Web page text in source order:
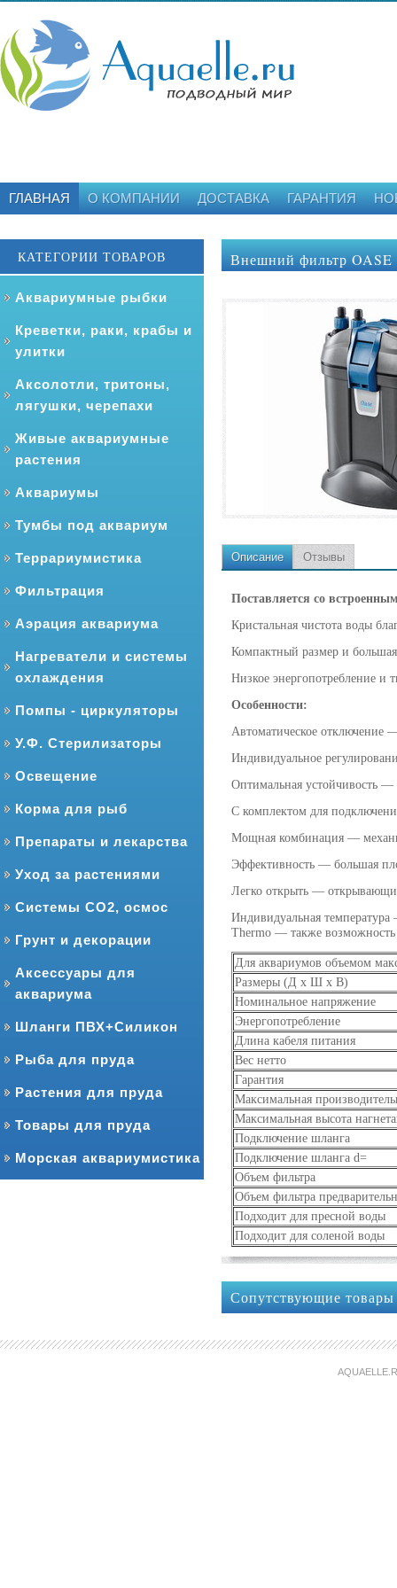
ГЛАВНАЯ О КОМПАНИИ ДОСТАВКА ГАРАНТИЯ
КАТЕГОРИИ ТОВАРОВ
Аквариумные рыбки
Креветки, раки, крабы и
улитки
Аксолотли, тритоны,
лягушки, черепахи
Живые аквариумные
растения
Аквариумы
Тумбы под аквариум
Террариумистика
Фильтрация
Аэрация аквариума
Нагреватели и системы
охлаждения
Помпы - циркуляторы
У.Ф. Стерилизаторы
Освещение
Корма для рыб
Препараты и лекарства
Уход за растениями
Системы CO2, осмос
Грунт и декорации
Аксессуары для
аквариума
Шланги ПВХ+Силикон
Рыба для пруда
Растения для пруда
Товары для пруда
Морская аквариумистика
Внешний фильтр OASE
Описание Отзывы
Поставляется со
Кристальная чистота воды
Компактный размер и
Низкое энергопотребление и
Особенности:
Автоматическое отключение
Индивидуальное
Оптимальная устойчивость —
С комплектом для
Мощная комбинация —
Эффективность — большая
Легко открыть —
Индивидуальная
Thermo — также
Для аквариумов объемом
Размеры (Д х Ш х В)
Номинальное напряжение
Энергопотребление
Длина кабеля питания
Вес нетто
Гарантия
Максимальная
Максимальная высота
Подключение шланга
Подключение шланга d=
Объем фильтра
Объем фильтра
Подходит для пресной воды
Подходит для соленой воды
Сопутствующие товары